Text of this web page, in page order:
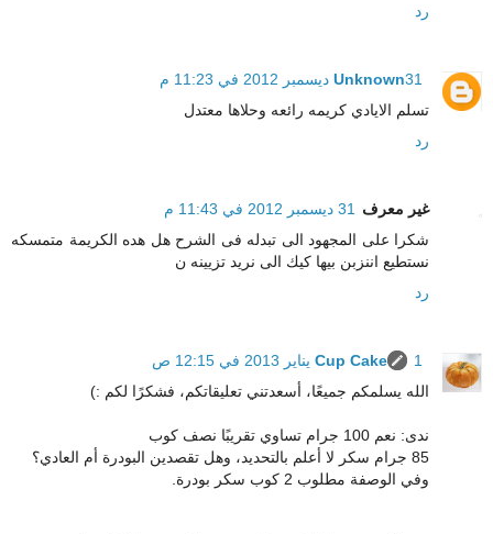
رد
Unknown31 ديسمبر 2012 في 11:23 م
تسلم الايادي كريمه رائعه وحلاها معتدل
رد
غير معرف
31 ديسمبر 2012 في 11:43 م
شكرا على المجهود الى تبدله فى الشرح هل هده الكريمة متمسكه
نستطيع اننزبن بيها كيك الى نريد تزيينه ن
رد
Cup Cake
1 يناير 2013 في 12:15 ص
الله يسلمكم جميعًا، أسعدتني تعليقاتكم، فشكرًا لكم :)
ندى: نعم 100 جرام تساوي تقريبًا نصف كوب
85 جرام سكر لا أعلم بالتحديد، وهل تقصدين البودرة أم العادي؟
وفي الوصفة مطلوب 2 كوب سكر بودرة.